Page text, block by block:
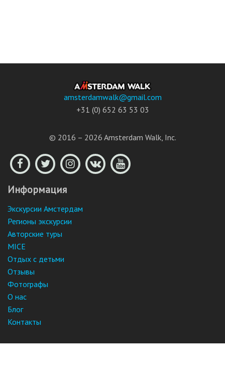
amsterdamwalk@gmail.com
+31 (0) 652 63 53 03
© 2016 – 2026 Amsterdam Walk, Inc.
Информация
Экскурсии Амстердам
Регионы экскурсии
Авторские туры
MICE
Отдых с детьми
Отзывы
Фотографы
О нас
Блог
Контакты